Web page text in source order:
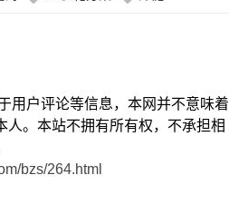
用户评论等信息，本网并不意味着
。本站不拥有所有权，不承担相
bzs/264.html